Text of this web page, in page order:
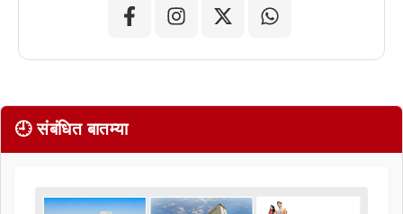
🕘 संबंधित बातम्या